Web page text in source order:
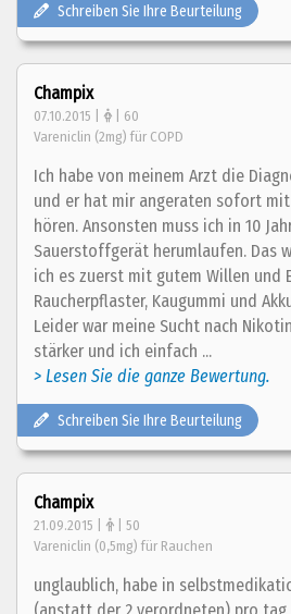
Schreiben Sie Ihre Beurteilung
Champix
07.10.2015 | | 60
Vareniclin (2mg) für COPD
Ich habe von meinem Arzt die
und er hat mir angeraten sofort mit
hören. Ansonsten muss ich in 10
Sauerstoffgerät herumlaufen. Das
ich es zuerst mit gutem Willen und
Raucherpflaster, Kaugummi und
Leider war meine Sucht nach
stärker und ich einfach ...
> Lesen Sie die ganze Bewertung.
Schreiben Sie Ihre Beurteilung
Champix
21.09.2015 | | 50
Vareniclin (0,5mg) für Rauchen
unglaublich, habe in
(anstatt der 2 verordneten) pro tag